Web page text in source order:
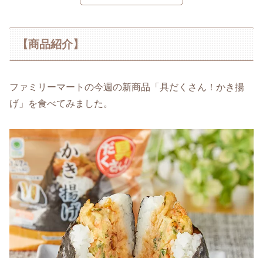
【商品紹介】
ファミリーマートの今週の新商品「具だくさん！かき揚
げ」を食べてみました。